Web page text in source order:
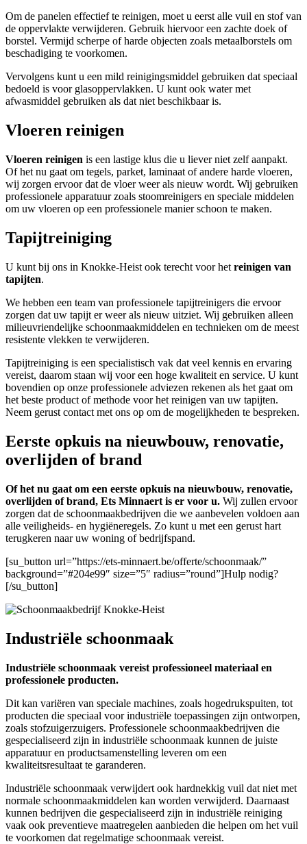
Om de panelen effectief te reinigen, moet u eerst alle vuil en stof van
de oppervlakte verwijderen. Gebruik hiervoor een zachte doek of
borstel. Vermijd scherpe of harde objecten zoals metaalborstels om
beschadiging te voorkomen.
Vervolgens kunt u een mild reinigingsmiddel gebruiken dat speciaal
bedoeld is voor glasoppervlakken. U kunt ook water met
afwasmiddel gebruiken als dat niet beschikbaar is.
Vloeren reinigen
Vloeren reinigen is een lastige klus die u liever niet zelf aanpakt.
Of het nu gaat om tegels, parket, laminaat of andere harde vloeren,
wij zorgen ervoor dat de vloer weer als nieuw wordt. Wij gebruiken
professionele apparatuur zoals stoomreinigers en speciale middelen
om uw vloeren op een professionele manier schoon te maken.
Tapijtreiniging
U kunt bij ons in Knokke-Heist ook terecht voor het reinigen van
tapijten.
We hebben een team van professionele tapijtreinigers die ervoor
zorgen dat uw tapijt er weer als nieuw uitziet. Wij gebruiken alleen
milieuvriendelijke schoonmaakmiddelen en technieken om de meest
resistente vlekken te verwijderen.
Tapijtreiniging is een specialistisch vak dat veel kennis en ervaring
vereist, daarom staan wij voor een hoge kwaliteit en service. U kunt
bovendien op onze professionele adviezen rekenen als het gaat om
het beste product of methode voor het reinigen van uw tapijten.
Neem gerust contact met ons op om de mogelijkheden te bespreken.
Eerste opkuis na nieuwbouw, renovatie,
overlijden of brand
Of het nu gaat om een eerste opkuis na nieuwbouw, renovatie,
overlijden of brand, Ets Minnaert is er voor u. Wij zullen ervoor
zorgen dat de schoonmaakbedrijven die we aanbevelen voldoen aan
alle veiligheids- en hygiëneregels. Zo kunt u met een gerust hart
terugkeren naar uw woning of bedrijfspand.
[su_button url=”https://ets-minnaert.be/offerte/schoonmaak/”
background=”#204e99″ size=”5″ radius=”round”]Hulp nodig?
[/su_button]
Industriële schoonmaak
Industriële schoonmaak vereist professioneel materiaal en
professionele producten.
Dit kan variëren van speciale machines, zoals hogedrukspuiten, tot
producten die speciaal voor industriële toepassingen zijn ontworpen,
zoals stofzuigerzuigers. Professionele schoonmaakbedrijven die
gespecialiseerd zijn in industriële schoonmaak kunnen de juiste
apparatuur en productsamenstelling leveren om een ​​
kwaliteitsresultaat te garanderen.
Industriële schoonmaak verwijdert ook hardnekkig vuil dat niet met
normale schoonmaakmiddelen kan worden verwijderd. Daarnaast
kunnen bedrijven die gespecialiseerd zijn in industriële reiniging
vaak ook preventieve maatregelen aanbieden die helpen om het vuil
te voorkomen dat regelmatige schoonmaak vereist.